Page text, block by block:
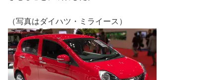
（写真はダイハツ・ミライース）